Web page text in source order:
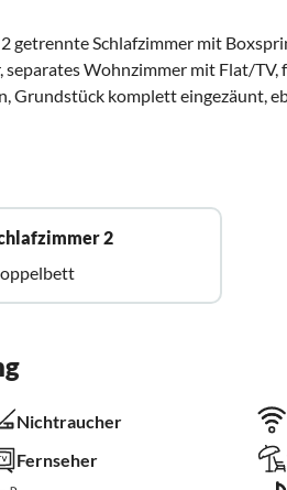
getrennte Schlafzimmer mit
Wohnzimmer mit Flat/TV,
Grundstück komplett eingezäunt,
2
Nichtraucher
Fernseher